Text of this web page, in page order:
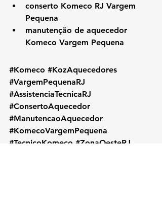
conserto Komeco RJ Vargem
Pequena
manutenção de aquecedor
Komeco Vargem Pequena
#Komeco #KozAquecedores
#VargemPequenaRJ
#AssistenciaTecnicaRJ
#ConsertoAquecedor
#ManutencaoAquecedor
#KomecoVargemPequena
#TecnicoKomeco #ZonaOesteRJ